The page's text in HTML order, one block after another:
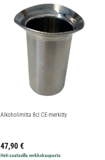
Alkoholimitta 8cl CE-merkitty
47,90 €
Heti saatavilla verkkokaupasta